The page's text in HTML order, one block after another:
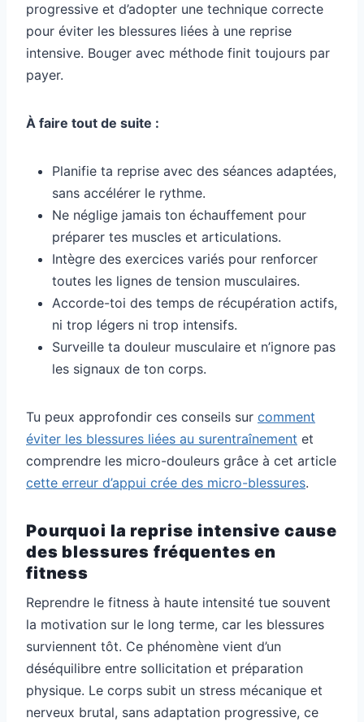
progressive et d’adopter une technique correcte
pour éviter les blessures liées à une reprise
intensive. Bouger avec méthode finit toujours par
payer.
À faire tout de suite :
Planifie ta reprise avec des séances adaptées,
sans accélérer le rythme.
Ne néglige jamais ton échauffement pour
préparer tes muscles et articulations.
Intègre des exercices variés pour renforcer
toutes les lignes de tension musculaires.
Accorde-toi des temps de récupération actifs,
ni trop légers ni trop intensifs.
Surveille ta douleur musculaire et n’ignore pas
les signaux de ton corps.
Tu peux approfondir ces conseils sur comment
éviter les blessures liées au surentraînement et
comprendre les micro-douleurs grâce à cet article
cette erreur d’appui crée des micro-blessures.
Pourquoi la reprise intensive cause
des blessures fréquentes en
fitness
Reprendre le fitness à haute intensité tue souvent
la motivation sur le long terme, car les blessures
surviennent tôt. Ce phénomène vient d’un
déséquilibre entre sollicitation et préparation
physique. Le corps subit un stress mécanique et
nerveux brutal, sans adaptation progressive, ce